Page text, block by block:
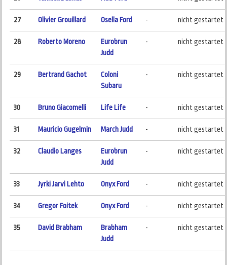
27 Olivier Grouillard Osella Ford - nicht gestartet
28 Roberto Moreno
Eurobrun
Judd
- nicht gestartet
29 Bertrand Gachot
Coloni
Subaru
- nicht gestartet
30 Bruno Giacomelli Life Life - nicht gestartet
31 Mauricio Gugelmin March Judd - nicht gestartet
32 Claudio Langes
Eurobrun
Judd
- nicht gestartet
33 Jyrki Jarvi Lehto Onyx Ford - nicht gestartet
34 Gregor Foitek Onyx Ford - nicht gestartet
35 David Brabham
Brabham
Judd
- nicht gestartet